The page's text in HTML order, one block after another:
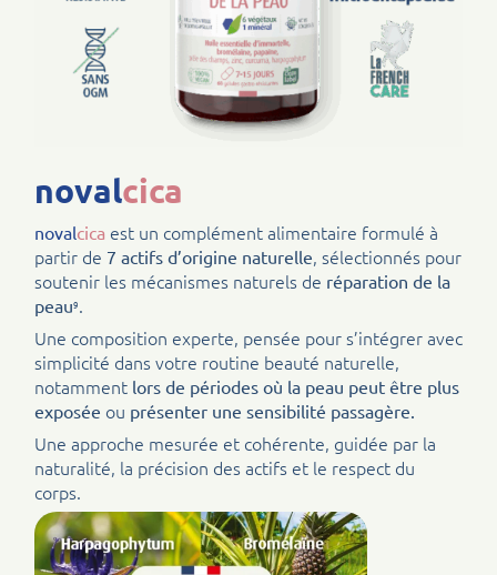
novalcica
novalcica est un complément alimentaire formulé à
partir de 7 actifs d’origine naturelle, sélectionnés pour
soutenir les mécanismes naturels de réparation de la
peau9.
Une composition experte, pensée pour s’intégrer avec
simplicité dans votre routine beauté naturelle,
notamment lors de périodes où la peau peut être plus
exposée ou présenter une sensibilité passagère.
Une approche mesurée et cohérente, guidée par la
naturalité, la précision des actifs et le respect du
corps.